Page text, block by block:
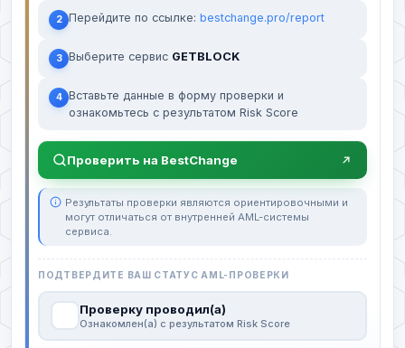
2 Перейдите по ссылке: bestchange.pro/report
3 Выберите сервис GETBLOCK
4 Вставьте данные в форму проверки и
ознакомьтесь с результатом Risk Score
Проверить на BestChange
Результаты проверки являются ориентировочными и
могут отличаться от внутренней AML-системы
сервиса.
ПОДТВЕРДИТЕ ВАШ СТАТУС AML-ПРОВЕРКИ
Проверку проводил(а)
Ознакомлен(а) с результатом Risk Score